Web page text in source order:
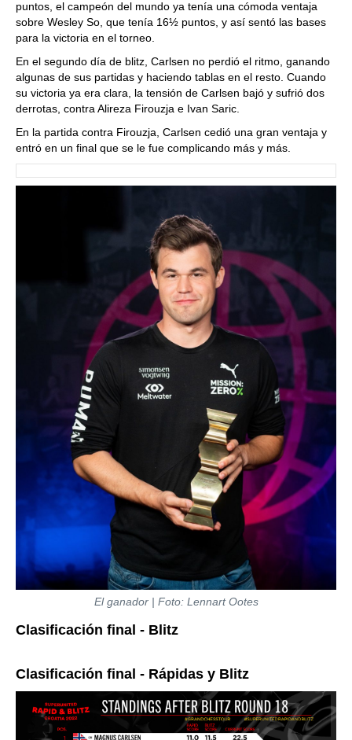
puntos, el campeón del mundo ya tenía una cómoda ventaja
sobre Wesley So, que tenía 16½ puntos, y así sentó las bases
para la victoria en el torneo.
En el segundo día de blitz, Carlsen no perdió el ritmo, ganando
algunas de sus partidas y haciendo tablas en el resto. Cuando
su victoria ya era clara, la tensión de Carlsen bajó y sufrió dos
derrotas, contra Alireza Firouzja e Ivan Saric.
En la partida contra Firouzja, Carlsen cedió una gran ventaja y
entró en un final que se le fue complicando más y más.
El ganador | Foto: Lennart Ootes
Clasificación final - Blitz
Clasificación final - Rápidas y Blitz